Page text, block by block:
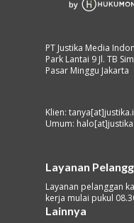
PT Justika Media
Park Lantai 9 Jl. TB
Pasar Minggu Jakarta
Klien:
Umum:
Layanan
Layanan pelanggan
kerja mulai pukul
Lainnya